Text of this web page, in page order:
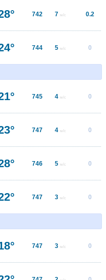
742 7 м/с 0.2
744 5 м/с 0
745 4 м/с 0
747 4 м/с 0
746 5 м/с 0
747 3 м/с 0
747 3 м/с 0